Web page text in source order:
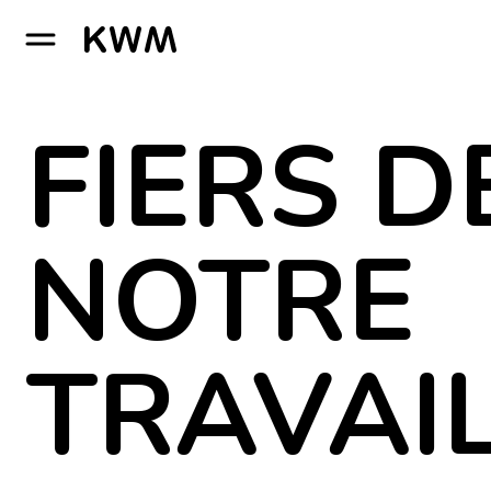
GO TO HOMEPAGE
FIERS
NOTRE